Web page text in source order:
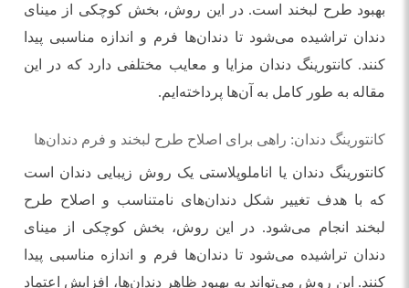
بهبود طرح لبخند است. در این روش، بخش کوچکی از مینای
دندان تراشیده می‌شود تا دندان‌ها فرم و اندازه مناسبی پیدا
کنند. کانتورینگ دندان مزایا و معایب مختلفی دارد که در این
مقاله به طور کامل به آن‌ها پرداخته‌ایم.
کانتورینگ دندان: راهی برای اصلاح طرح لبخند و فرم دندان‌ها
کانتورینگ دندان یا اناملوپلاستی یک روش زیبایی دندان است
که با هدف تغییر شکل دندان‌های نامتناسب و اصلاح طرح
لبخند انجام می‌شود. در این روش، بخش کوچکی از مینای
دندان تراشیده می‌شود تا دندان‌ها فرم و اندازه مناسبی پیدا
کنند. این روش می‌تواند به بهبود ظاهر دندان‌ها، افزایش اعتماد